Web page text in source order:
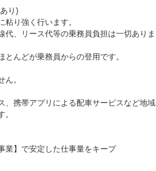
り)
り強く行います。
、リース代等の乗務員負担は一切ありま
んどが乗務員からの登用です。
。
携帯アプリによる配車サービスなど地域
業】で安定した仕事量をキープ